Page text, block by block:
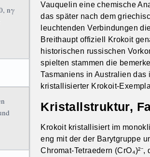
nγ
Vauquelin eine chemische
das später nach dem
leuchtenden Verbindungen
Breithaupt offiziell Krokoit
historischen russischen
spielten stammen die
Tasmaniens in Australien
kristallisierter Krokoit-
Kristallstruktur,
Krokoit kristallisiert im
eng mit der der Barytgruppe
Chromat-Tetraedern